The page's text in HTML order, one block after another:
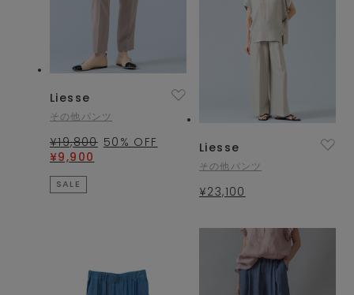
Liesse
その他パンツ
¥19,800 50 % OFF
¥9,900
SALE
Liesse
その他パンツ
¥23,100